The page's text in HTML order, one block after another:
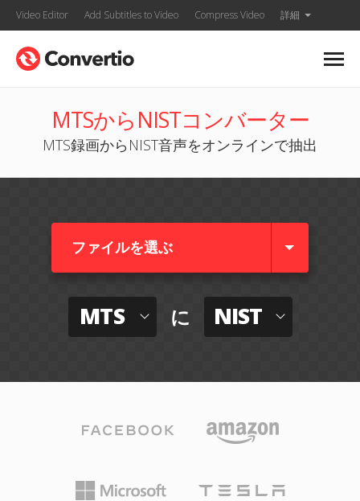
Video Editor Add Subtitles to Video Compress Video 詳細
MTSからNISTコンバーター
MTS録画からNIST音声をオンラインで抽出
ファイルを選ぶ
MTS に NIST